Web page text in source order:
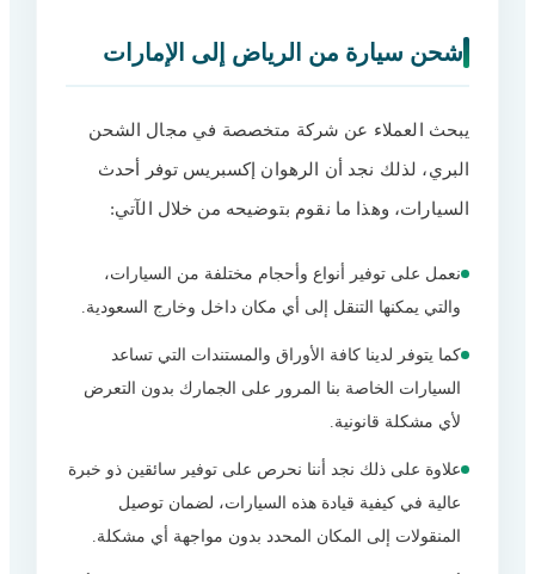
شحن سيارة من الرياض إلى الإمارات
يبحث العملاء عن شركة متخصصة في مجال الشحن
البري، لذلك نجد أن الرهوان إكسبريس توفر أحدث
السيارات، وهذا ما نقوم بتوضيحه من خلال الآتي:
نعمل على توفير أنواع وأحجام مختلفة من السيارات،
والتي يمكنها التنقل إلى أي مكان داخل وخارج السعودية.
كما يتوفر لدينا كافة الأوراق والمستندات التي تساعد
السيارات الخاصة بنا المرور على الجمارك بدون التعرض
لأي مشكلة قانونية.
علاوة على ذلك نجد أننا نحرص على توفير سائقين ذو خبرة
عالية في كيفية قيادة هذه السيارات، لضمان توصيل
المنقولات إلى المكان المحدد بدون مواجهة أي مشكلة.